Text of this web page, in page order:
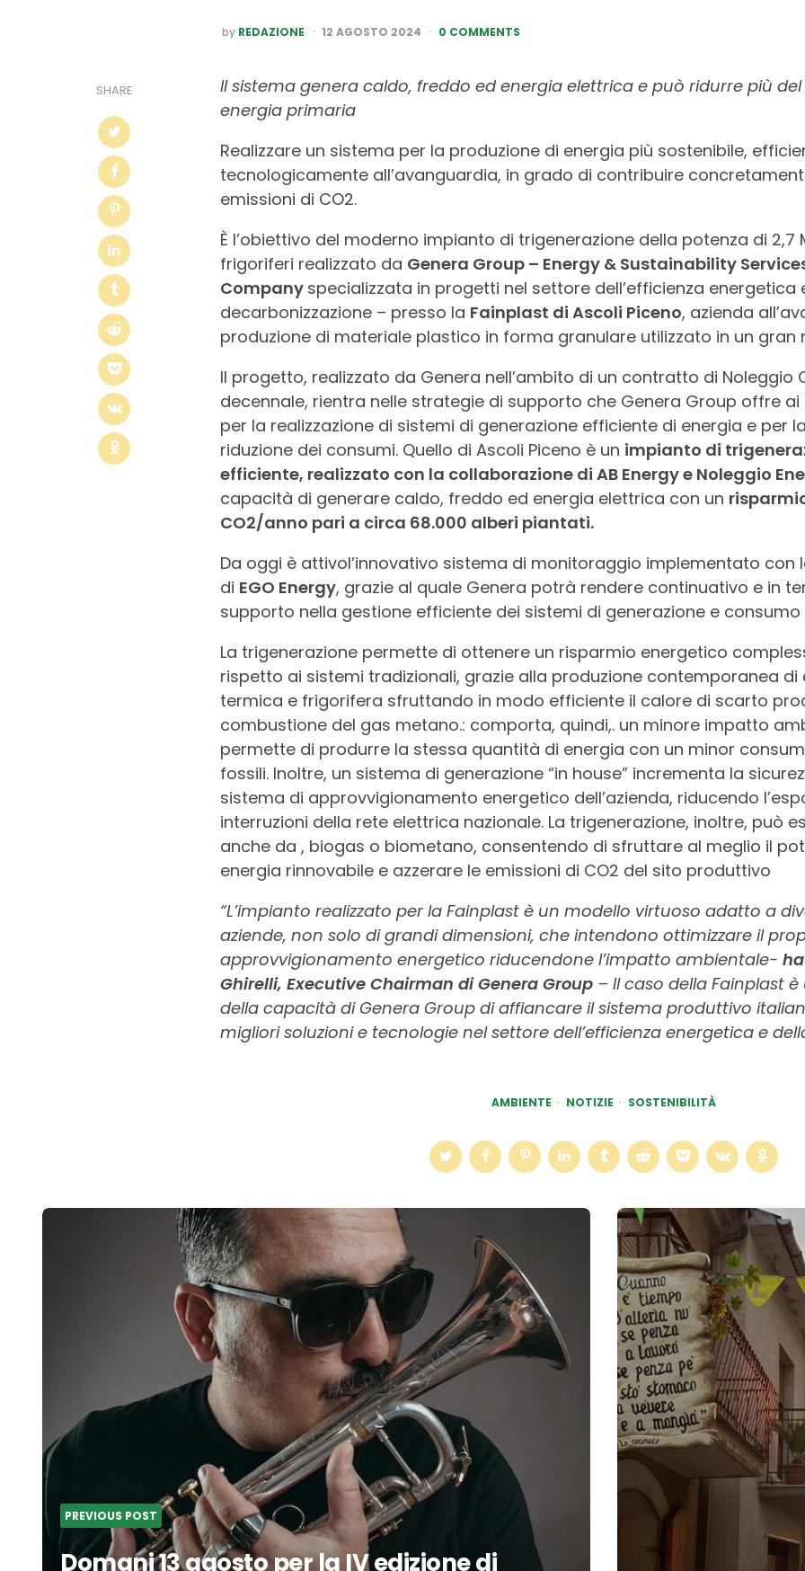
POSTED
BY
by REDAZIONE 12 AGOSTO 2024 0 COMMENTS
SHARE
Il sistema genera caldo, freddo ed energia elettrica e può ridurre più del
energia primaria
Realizzare un sistema per la produzione di energia più sostenibile,
tecnologicamente all’avanguardia, in grado di contribuire
emissioni di CO2.
È l’obiettivo del moderno impianto di trigenerazione della potenza di 2,7
frigoriferi realizzato da Genera Group – Energy & Sustainability
Company specializzata in progetti nel settore dell’efficienza energetica
decarbonizzazione – presso la Fainplast di Ascoli Piceno, azienda
produzione di materiale plastico in forma granulare utilizzato in un gran
Il progetto, realizzato da Genera nell’ambito di un contratto di Noleggio
decennale, rientra nelle strategie di supporto che Genera Group offre
per la realizzazione di sistemi di generazione efficiente di energia e per
riduzione dei consumi. Quello di Ascoli Piceno è un impianto di
efficiente, realizzato con la collaborazione di AB Energy e Noleggio
capacità di generare caldo, freddo ed energia elettrica con un
CO2/anno pari a circa 68.000 alberi piantati.
Da oggi è attivol’innovativo sistema di monitoraggio implementato con
di EGO Energy, grazie al quale Genera potrà rendere continuativo e in
supporto nella gestione efficiente dei sistemi di generazione e consumo
La trigenerazione permette di ottenere un risparmio energetico
rispetto ai sistemi tradizionali, grazie alla produzione contemporanea di
termica e frigorifera sfruttando in modo efficiente il calore di scarto
combustione del gas metano.: comporta, quindi,. un minore impatto
permette di produrre la stessa quantità di energia con un minor
fossili. Inoltre, un sistema di generazione “in house” incrementa la
sistema di approvvigionamento energetico dell’azienda, riducendo
interruzioni della rete elettrica nazionale. La trigenerazione, inoltre, può
anche da , biogas o biometano, consentendo di sfruttare al meglio il
energia rinnovabile e azzerare le emissioni di CO2 del sito produttivo
“L’impianto realizzato per la Fainplast è un modello virtuoso adatto a
aziende, non solo di grandi dimensioni, che intendono ottimizzare il
approvvigionamento energetico riducendone l’impatto ambientale-
Ghirelli, Executive Chairman di Genera Group– Il caso della Fainplast
della capacità di Genera Group di affiancare il sistema produttivo
migliori soluzioni e tecnologie nel settore dell’efficienza energetica e
AMBIENTE NOTIZIE SOSTENIBILITÀ
Post
navigation
PREVIOUS POST
Domani 13 agosto per la IV edizione di